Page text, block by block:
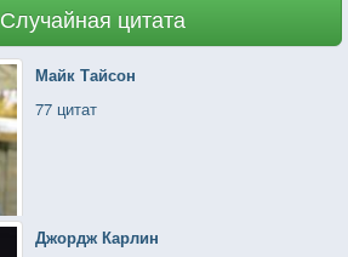
Случайная цитата
Майк Тайсон
77 цитат
Джордж Карлин